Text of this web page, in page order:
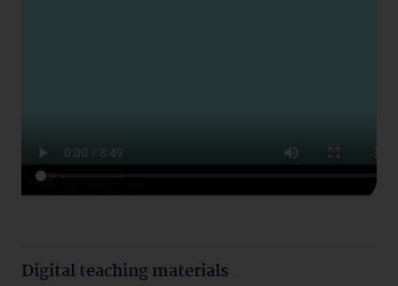
Digital teaching materials